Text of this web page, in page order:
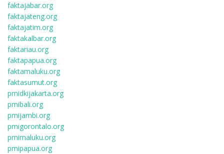
faktajabar.org
faktajateng.org
faktajatim.org
faktakalbar.org
faktariau.org
faktapapua.org
faktamaluku.org
faktasumut.org
pmidkijakarta.org
pmibali.org
pmijambi.org
pmigorontalo.org
pmimaluku.org
pmipapua.org